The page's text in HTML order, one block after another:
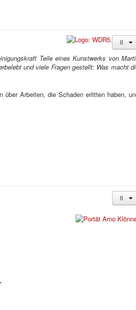
Teile eines Kunstwerks von
und viele Fragen gestellt: Was macht
Arbeiten, die Schaden erlitten haben,